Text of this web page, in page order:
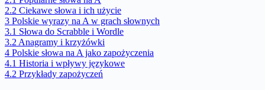
2.2 Ciekawe słowa i ich użycie
3 Polskie wyrazy na A w grach słownych
3.1 Słowa do Scrabble i Wordle
3.2 Anagramy i krzyżówki
4 Polskie słowa na A jako zapożyczenia
4.1 Historia i wpływy językowe
4.2 Przykłady zapożyczeń